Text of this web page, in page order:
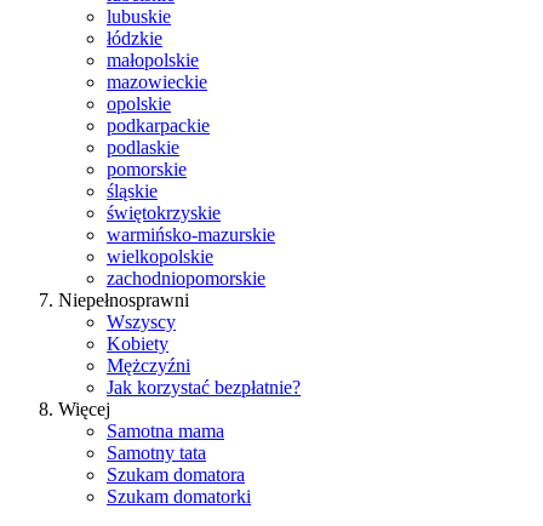
lubuskie
łódzkie
małopolskie
mazowieckie
opolskie
podkarpackie
podlaskie
pomorskie
śląskie
świętokrzyskie
warmińsko-mazurskie
wielkopolskie
zachodniopomorskie
Niepełnosprawni
Wszyscy
Kobiety
Mężczyźni
Jak korzystać bezpłatnie?
Więcej
Samotna mama
Samotny tata
Szukam domatora
Szukam domatorki